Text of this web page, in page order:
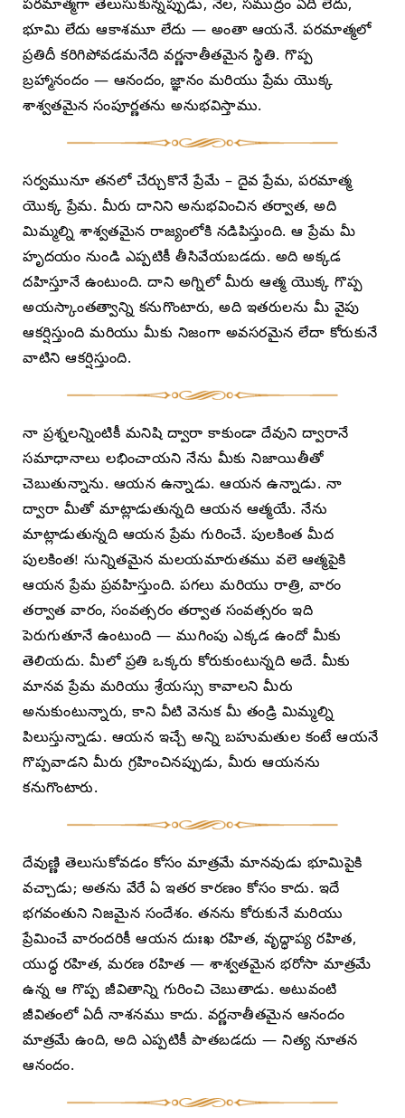
పరమాత్మగా తెలుసుకున్నప్పుడు, నేల, సముద్రం ఏదీ లేదు,
భూమి లేదు ఆకాశమూ లేదు — అంతా ఆయనే. పరమాత్మలో
ప్రతిదీ కరిగిపోవడమనేది వర్ణనాతీతమైన స్థితి. గొప్ప
బ్రహ్మానందం — ఆనందం, జ్ఞానం మరియు ప్రేమ యొక్క
శాశ్వతమైన సంపూర్ణతను అనుభవిస్తాము.
సర్వమునూ తనలో చేర్చుకొనే ప్రేమే – దైవ ప్రేమ, పరమాత్మ
యొక్క ప్రేమ. మీరు దానిని అనుభవించిన తర్వాత, అది
మిమ్మల్ని శాశ్వతమైన రాజ్యంలోకి నడిపిస్తుంది. ఆ ప్రేమ మీ
హృదయం నుండి ఎప్పటికీ తీసివేయబడదు. అది అక్కడ
దహిస్తూనే ఉంటుంది. దాని అగ్నిలో మీరు ఆత్మ యొక్క గొప్ప
అయస్కాంతత్వాన్ని కనుగొంటారు, అది ఇతరులను మీ వైపు
ఆకర్షిస్తుంది మరియు మీకు నిజంగా అవసరమైన లేదా కోరుకునే
వాటిని ఆకర్షిస్తుంది.
నా ప్రశ్నలన్నింటికీ మనిషి ద్వారా కాకుండా దేవుని ద్వారానే
సమాధానాలు లభించాయని నేను మీకు నిజాయితీతో
చెబుతున్నాను. ఆయన ఉన్నాడు. ఆయన ఉన్నాడు. నా
ద్వారా మీతో మాట్లాడుతున్నది ఆయన ఆత్మయే. నేను
మాట్లాడుతున్నది ఆయన ప్రేమ గురించే. పులకింత మీద
పులకింత! సున్నితమైన మలయమారుతము వలె ఆత్మపైకి
ఆయన ప్రేమ ప్రవహిస్తుంది. పగలు మరియు రాత్రి, వారం
తర్వాత వారం, సంవత్సరం తర్వాత సంవత్సరం ఇది
పెరుగుతూనే ఉంటుంది — ముగింపు ఎక్కడ ఉందో మీకు
తెలియదు. మీలో ప్రతి ఒక్కరు కోరుకుంటున్నది అదే. మీకు
మానవ ప్రేమ మరియు శ్రేయస్సు కావాలని మీరు
అనుకుంటున్నారు, కాని వీటి వెనుక మీ తండ్రి మిమ్మల్ని
పిలుస్తున్నాడు. ఆయన ఇచ్చే అన్ని బహుమతుల కంటే ఆయనే
గొప్పవాడని మీరు గ్రహించినప్పుడు, మీరు ఆయనను
కనుగొంటారు.
దేవుణ్ణి తెలుసుకోవడం కోసం మాత్రమే మానవుడు భూమిపైకి
వచ్చాడు; అతను వేరే ఏ ఇతర కారణం కోసం కాదు. ఇదే
భగవంతుని నిజమైన సందేశం. తనను కోరుకునే మరియు
ప్రేమించే వారందరికీ ఆయన దుఃఖ రహిత, వృద్ధాప్య రహిత,
యుద్ధ రహిత, మరణ రహిత — శాశ్వతమైన భరోసా మాత్రమే
ఉన్న ఆ గొప్ప జీవితాన్ని గురించి చెబుతాడు. అటువంటి
జీవితంలో ఏదీ నాశనము కాదు. వర్ణనాతీతమైన ఆనందం
మాత్రమే ఉంది, అది ఎప్పటికీ పాతబడదు — నిత్య నూతన
ఆనందం.